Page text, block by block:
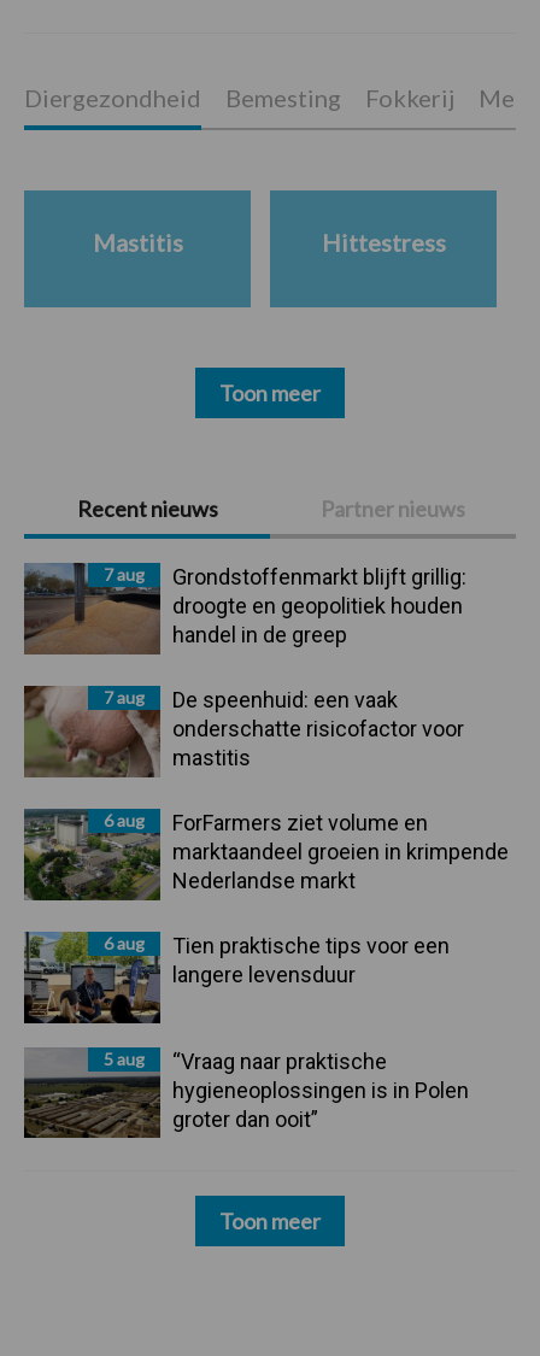
Primaire
Sidebar
Recent nieuws Partner nieuws
7 aug
Grondstoffenmarkt blijft grillig:
droogte en geopolitiek houden
handel in de greep
7 aug
De speenhuid: een vaak
onderschatte risicofactor voor
mastitis
6 aug
ForFarmers ziet volume en
marktaandeel groeien in krimpende
Nederlandse markt
6 aug
Tien praktische tips voor een
langere levensduur
5 aug
“Vraag naar praktische
hygieneoplossingen is in Polen
groter dan ooit”
Toon meer
Diergezondheid Bemesting Fokkerij
Mastitis Hittestress
Toon meer